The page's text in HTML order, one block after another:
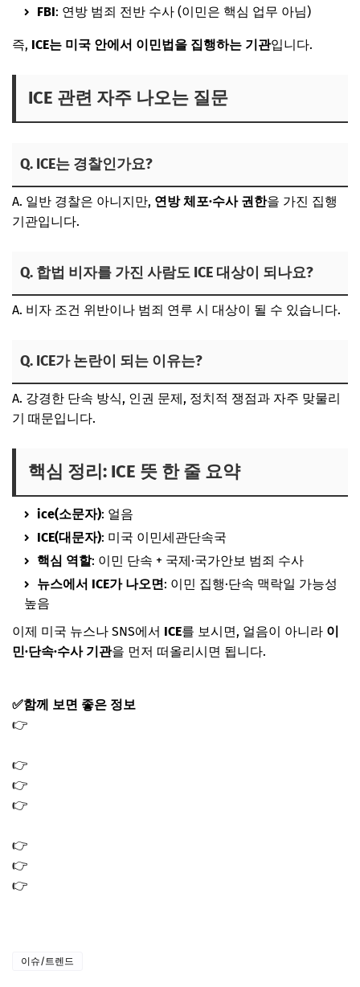
FBI: 연방 범죄 전반 수사 (이민은 핵심 업무 아님)
즉, ICE는 미국 안에서 이민법을 집행하는 기관입니다.
ICE 관련 자주 나오는 질문
Q. ICE는 경찰인가요?
A. 일반 경찰은 아니지만, 연방 체포·수사 권한을 가진 집행
기관입니다.
Q. 합법 비자를 가진 사람도 ICE 대상이 되나요?
A. 비자 조건 위반이나 범죄 연루 시 대상이 될 수 있습니다.
Q. ICE가 논란이 되는 이유는?
A. 강경한 단속 방식, 인권 문제, 정치적 쟁점과 자주 맞물리
기 때문입니다.
핵심 정리: ICE 뜻 한 줄 요약
ice(소문자): 얼음
ICE(대문자): 미국 이민세관단속국
핵심 역할: 이민 단속 + 국제·국가안보 범죄 수사
뉴스에서 ICE가 나오면: 이민 집행·단속 맥락일 가능성
높음
이제 미국 뉴스나 SNS에서 ICE를 보시면, 얼음이 아니라 이
민·단속·수사 기관을 먼저 떠올리시면 됩니다.
✅함께 보면 좋은 정보
👉
👉
👉
👉
👉
👉
👉
이슈/트렌드